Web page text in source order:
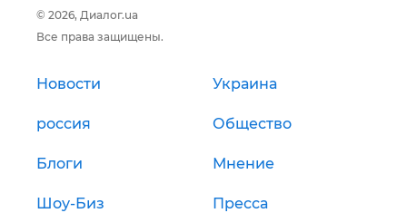
© 2026, Диалог.ua
Все права защищены.
Новости Украина
россия Общество
Блоги Мнение
Шоу-Биз Пресса